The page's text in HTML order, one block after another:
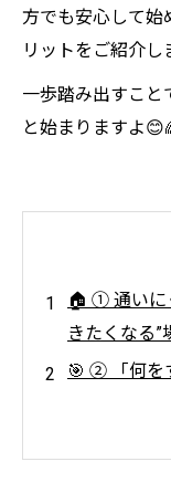
方でも安心して始
リットをご紹介し
一歩踏み出すこと
と始まりますよ
🏠 ① 通いに
きたくなる”
🎯 ② 「何を